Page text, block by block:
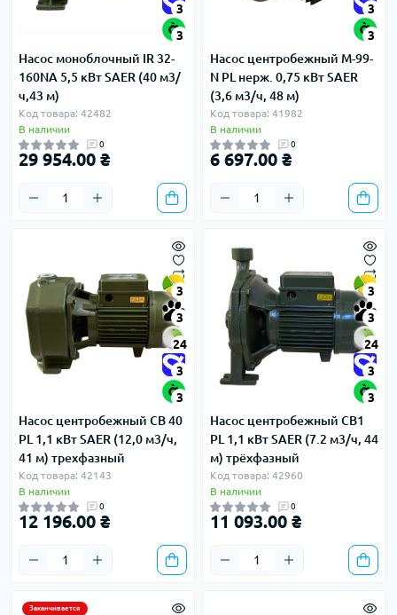
3
3
Насос моноблочный IR 32-
160NA 5,5 кВт SAER (40 м3/
ч,43 м)
Код товара: 42482
В наличии
0
29 954.00 ₴
3
3
Насос центробежный M-99-
N PL нерж. 0,75 кВт SAER
(3,6 м3/ч, 48 м)
Код товара: 41982
В наличии
0
6 697.00 ₴
3
3
24
3
3
Насос центробежный CB 40
PL 1,1 кВт SAER (12,0 м3/ч,
41 м) трехфазный
Код товара: 42143
В наличии
0
12 196.00 ₴
3
3
24
3
3
Насос центробежный CB1
PL 1,1 кВт SAER (7.2 м3/ч, 44
м) трёхфазный
Код товара: 42960
В наличии
0
11 093.00 ₴
Заканчивается